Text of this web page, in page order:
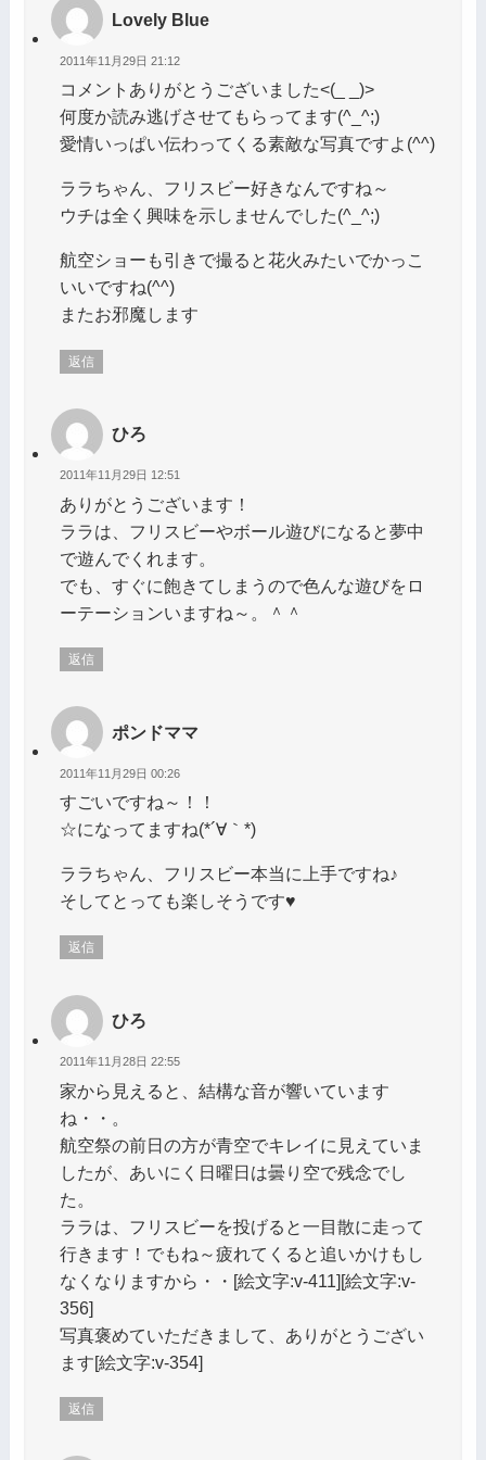
Lovely Blue
2011年11月29日 21:12
コメントありがとうございました<(_ _)>
何度か読み逃げさせてもらってます(^_^;)
愛情いっぱい伝わってくる素敵な写真ですよ(^^)
ララちゃん、フリスビー好きなんですね～
ウチは全く興味を示しませんでした(^_^;)
航空ショーも引きで撮ると花火みたいでかっこ
いいですね(^^)
またお邪魔します
返信
ひろ
2011年11月29日 12:51
ありがとうございます！
ララは、フリスビーやボール遊びになると夢中
で遊んでくれます。
でも、すぐに飽きてしまうので色んな遊びをロ
ーテーションいますね～。＾＾
返信
ポンドママ
2011年11月29日 00:26
すごいですね～！！
☆になってますね(*´∀｀*)
ララちゃん、フリスビー本当に上手ですね♪
そしてとっても楽しそうです♥
返信
ひろ
2011年11月28日 22:55
家から見えると、結構な音が響いています
ね・・。
航空祭の前日の方が青空でキレイに見えていま
したが、あいにく日曜日は曇り空で残念でし
た。
ララは、フリスビーを投げると一目散に走って
行きます！でもね～疲れてくると追いかけもし
なくなりますから・・[絵文字:v-411][絵文字:v-
356]
写真褒めていただきまして、ありがとうござい
ます[絵文字:v-354]
返信